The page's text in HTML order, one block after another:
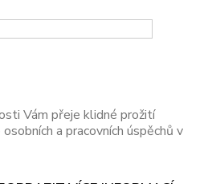
Vám přeje klidné prožití
a pracovních úspěchů v